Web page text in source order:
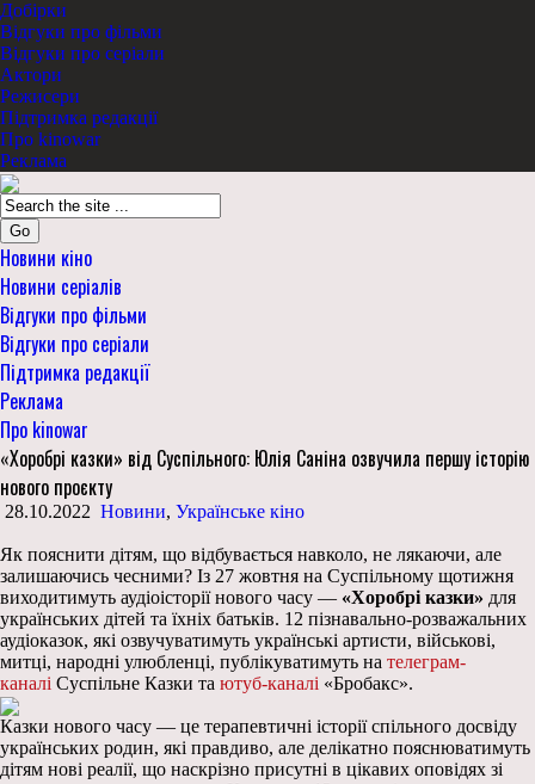
Добірки
Відгуки про фільми
Відгуки про серіали
Актори
Режисери
Підтримка редакції
Про kinowar
Реклама
Go
Новини кіно
Новини серіалів
Відгуки про фільми
Відгуки про серіали
Підтримка редакції
Реклама
Про kinowar
«Хоробрі казки» від Суспільного: Юлія Саніна озвучила першу історію
нового проєкту
28.10.2022 Новини, Українське кіно
Як пояснити дітям, що відбувається навколо, не лякаючи, але
залишаючись чесними? Із 27 жовтня на Суспільному щотижня
виходитимуть аудіоісторії нового часу — «Хоробрі казки» для
українських дітей та їхніх батьків. 12 пізнавально-розважальних
аудіоказок, які озвучуватимуть українські артисти, військові,
митці, народні улюбленці, публікуватимуть на телеграм-
каналі Суспільне Казки та ютуб-каналі «Бробакс».
Казки нового часу — це терапевтичні історії спільного досвіду
українських родин, які правдиво, але делікатно пояснюватимуть
дітям нові реалії, що наскрізно присутні в цікавих оповідях зі